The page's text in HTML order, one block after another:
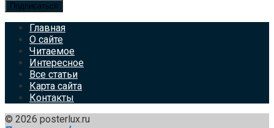
Подписаться
Главная
О сайте
Читаемое
Интересное
Все статьи
Карта сайта
Контакты
© 2026 posterlux.ru